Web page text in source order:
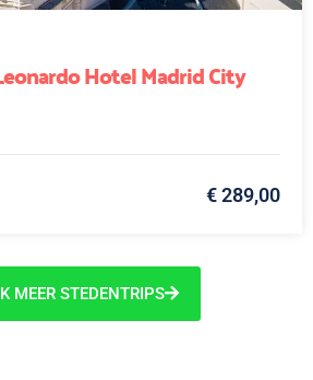
Hotel Madrid City
€ 289,00
MEER STEDENTRIPS